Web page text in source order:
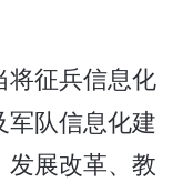
征兵信息化
队信息化建
展改革、教